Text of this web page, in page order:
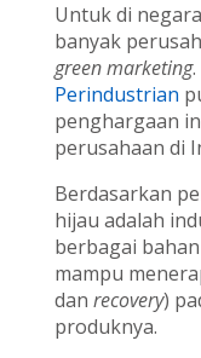
Untuk di
banyak
green marketing
Perindustrian
penghargaan
perusahaan di
Berdasarkan
hijau adalah
berbagai
mampu
dan recovery)
produknya.